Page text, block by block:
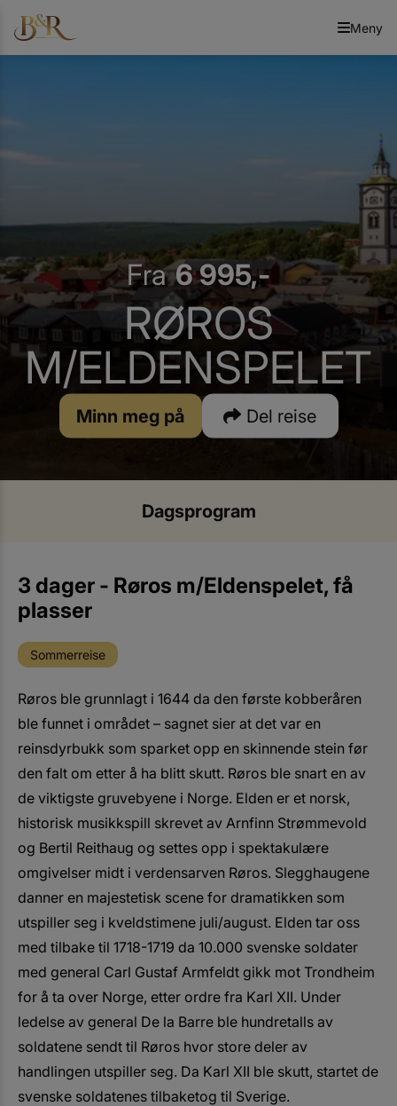
Meny
Fra 6 995,-
RØROS
M/ELDENSPELET
Minn meg på Del reise
Dagsprogram
3 dager - Røros m/Eldenspelet, få
plasser
Sommerreise
Røros ble grunnlagt i 1644 da den første kobberåren
ble funnet i området – sagnet sier at det var en
reinsdyrbukk som sparket opp en skinnende stein før
den falt om etter å ha blitt skutt. Røros ble snart en av
de viktigste gruvebyene i Norge. Elden er et norsk,
historisk musikkspill skrevet av Arnfinn Strømmevold
og Bertil Reithaug og settes opp i spektakulære
omgivelser midt i verdensarven Røros. Slegghaugene
danner en majestetisk scene for dramatikken som
utspiller seg i kveldstimene juli/august. Elden tar oss
med tilbake til 1718-1719 da 10.000 svenske soldater
med general Carl Gustaf Armfeldt gikk mot Trondheim
for å ta over Norge, etter ordre fra Karl XII. Under
ledelse av general De la Barre ble hundretalls av
soldatene sendt til Røros hvor store deler av
handlingen utspiller seg. Da Karl XII ble skutt, startet de
svenske soldatenes tilbaketog til Sverige.